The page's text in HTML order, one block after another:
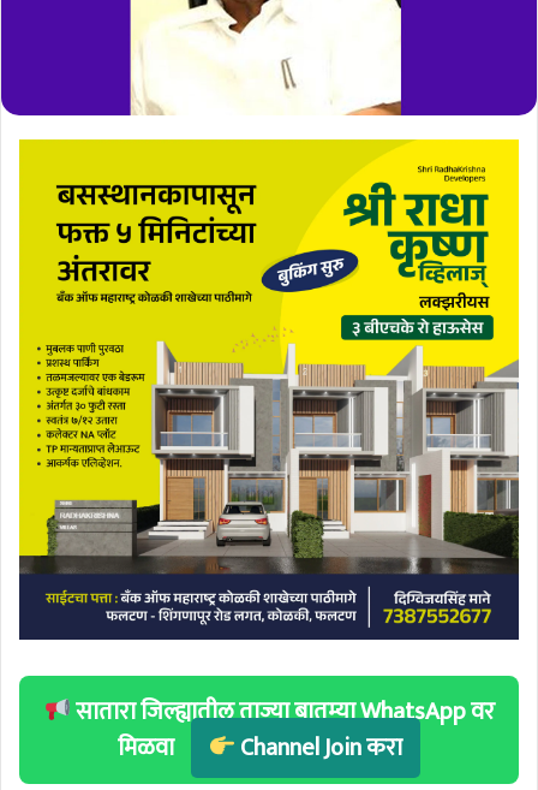
सातारा जिल्ह्यातील ताज्या बातम्या WhatsApp वर
मिळवा
Channel Join करा